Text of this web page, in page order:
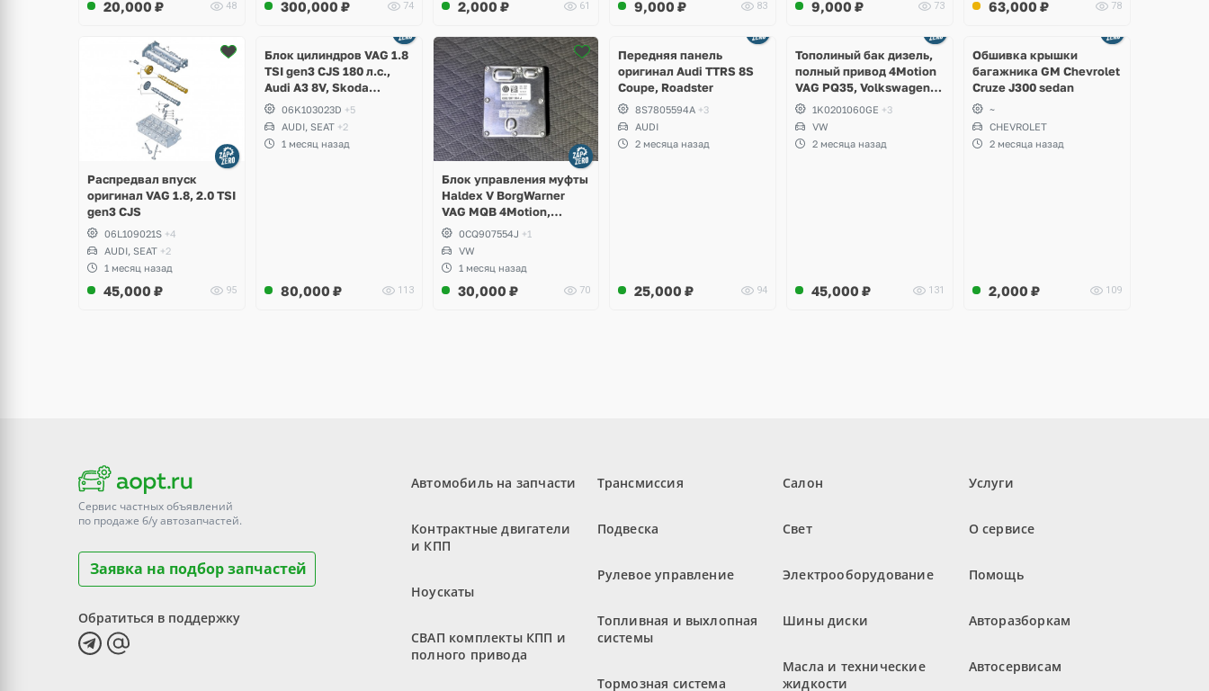
20,000 ₽ 48 300,000 ₽ 74 2,000 ₽ 61 9,000 ₽ 83 9,000 ₽ 73 63,000 ₽ 78
Распредвал впуск
оригинал VAG 1.8, 2.0 TSI
gen3 CJS
06L109021S +4
AUDI, SEAT +2
1 месяц назад
45,000 ₽ 95
2 фото
Блок цилиндров VAG 1.8
TSI gen3 CJS 180 л.с.,
Audi A3 8V, Skoda
Octavia A7, Superb,
Volkswagen Passat B8,
Golf VII Alltrack, Seat
Leon
06K103023D +5
AUDI, SEAT +2
1 месяц назад
80,000 ₽ 113
Блок управления муфты
Haldex V BorgWarner
VAG MQB 4Motion,
Volkswagen Tiguan
0CQ907554J +1
VW
1 месяц назад
30,000 ₽ 70
2 фото
Передняя панель
оригинал Audi TTRS 8S
Coupe, Roadster
8S7805594A +3
AUDI
2 месяца назад
25,000 ₽ 94
Тополиный бак дизель,
полный привод 4Motion
VAG PQ35, Volkswagen
Scirocco, Golf V, VI,
Skoda Yeti, Octavia A5,
Superb, Audi A3, Seat
Altea
1K0201060GE +3
VW
2 месяца назад
45,000 ₽ 131
Обшивка крышки
багажника GM Chevrolet
Cruze J300 sedan
~
CHEVROLET
2 месяца назад
2,000 ₽ 109
Сервис частных объявлений
по продаже б/уавтозапчастей.
Заявка на подбор запчастей
Обратиться в поддержку
Автомобиль на запчасти
Контрактные двигатели
и КПП
Ноускаты
СВАП комплекты КПП и
полного привода
Трансмиссия
Подвеска
Рулевое управление
Топливная и выхлопная
системы
Тормозная система
Салон
Свет
Электрооборудование
Шины диски
Масла и технические
жидкости
Услуги
О сервисе
Помощь
Авторазборкам
Автосервисам